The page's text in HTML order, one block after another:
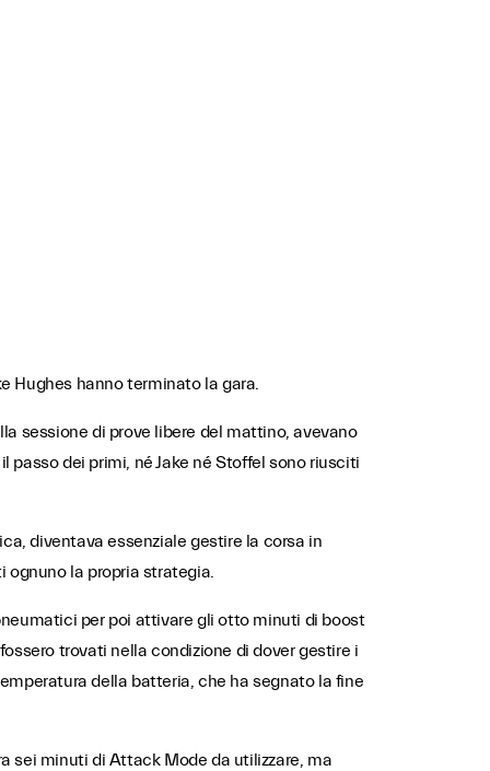
Hughes hanno terminato la gara.
sessione di prove libere del mattino, avevano
dei primi, né Jake né Stoffel sono riusciti
diventava essenziale gestire la corsa in
ognuno la propria strategia.
per poi attivare gli otto minuti di boost
trovati nella condizione di dover gestire i
della batteria, che ha segnato la fine
sei minuti di Attack Mode da utilizzare, ma